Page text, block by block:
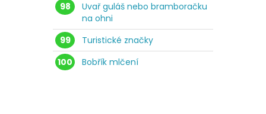
98
Uvař guláš nebo bramboračku
na ohni
99
Turistické značky
100
Bobřík mlčení